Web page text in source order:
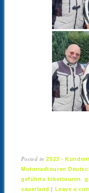
Posted in2023 -
Motorradtouren
geführte bikertouren ,
sauerland | Leave a